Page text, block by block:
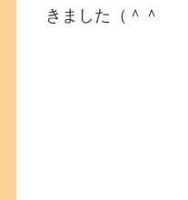
きました（＾＾